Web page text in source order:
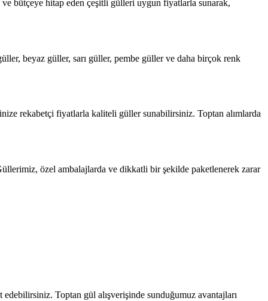
ve bütçeye hitap eden çeşitli gülleri uygun fiyatlarla sunarak,
beyaz güller, sarı güller, pembe güller ve daha birçok renk
rekabetçi fiyatlarla kaliteli güller sunabilirsiniz. Toptan alımlarda
özel ambalajlarda ve dikkatli bir şekilde paketlenerek zarar
Toptan gül alışverişinde sunduğumuz avantajları